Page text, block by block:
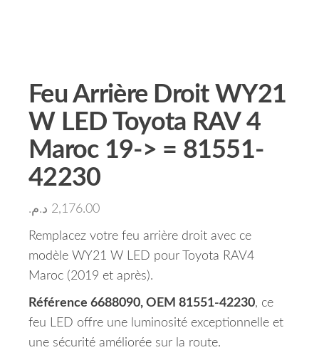
Feu Arrière Droit WY21
W LED Toyota RAV 4
Maroc 19-> = 81551-
42230
2,176.00 د.م.
Remplacez votre feu arrière droit avec ce
modèle WY21 W LED pour Toyota RAV4
Maroc (2019 et après).
Référence 6688090, OEM 81551-42230, ce
feu LED offre une luminosité exceptionnelle et
une sécurité améliorée sur la route.